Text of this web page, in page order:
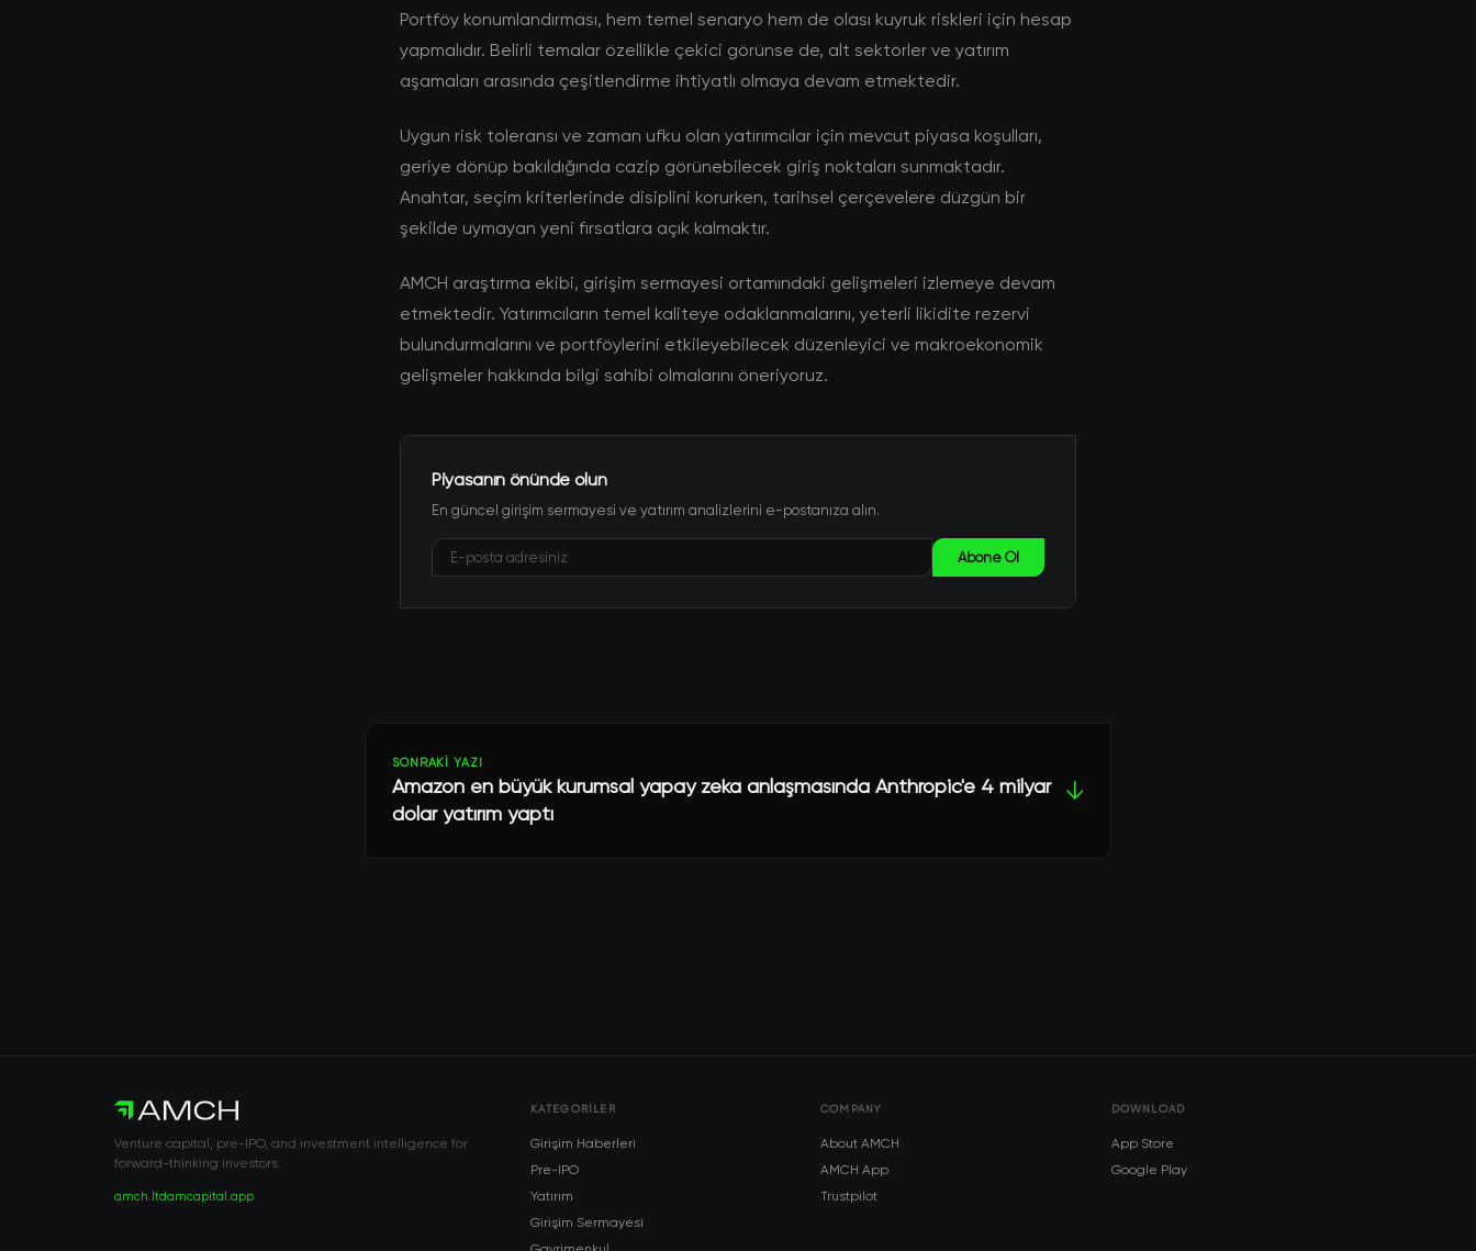
Portföy konumlandırması, hem temel senaryo hem de olası kuyruk riskleri için hesap
yapmalıdır. Belirli temalar özellikle çekici görünse de, alt sektörler ve yatırım
aşamaları arasında çeşitlendirme ihtiyatlı olmaya devam etmektedir.
Uygun risk toleransı ve zaman ufku olan yatırımcılar için mevcut piyasa koşulları,
geriye dönüp bakıldığında cazip görünebilecek giriş noktaları sunmaktadır.
Anahtar, seçim kriterlerinde disiplini korurken, tarihsel çerçevelere düzgün bir
şekilde uymayan yeni fırsatlara açık kalmaktır.
AMCH araştırma ekibi, girişim sermayesi ortamındaki gelişmeleri izlemeye devam
etmektedir. Yatırımcıların temel kaliteye odaklanmalarını, yeterli likidite rezervi
bulundurmalarını ve portföylerini etkileyebilecek düzenleyici ve makroekonomik
gelişmeler hakkında bilgi sahibi olmalarını öneriyoruz.
Piyasanın önünde olun
En güncel girişim sermayesi ve yatırım analizlerini e-postanıza alın.
Abone Ol
SONRAKI YAZI
Amazon en büyük kurumsal yapay zeka anlaşmasında Anthropic'e 4 milyar
dolar yatırım yaptı
↓
Venture capital, pre-IPO, and investment intelligence for
forward-thinking investors.
amch.ltdamcapital.app
KATEGORILER
Girişim Haberleri
Pre-IPO
Yatırım
Girişim Sermayesi
COMPANY
About AMCH
AMCH App
Trustpilot
DOWNLOAD
App Store
Google Play